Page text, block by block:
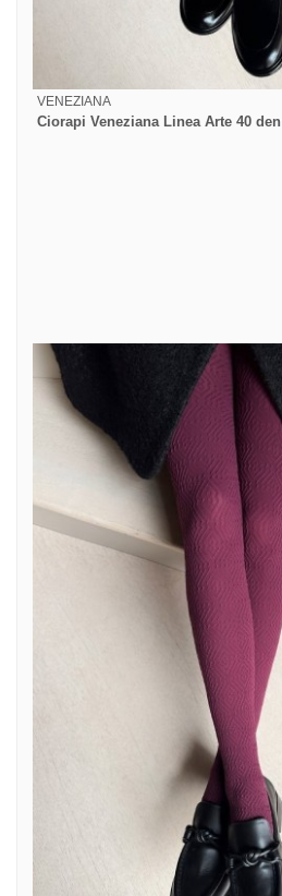
VENEZIANA
Ciorapi Veneziana Linea Arte 40 den